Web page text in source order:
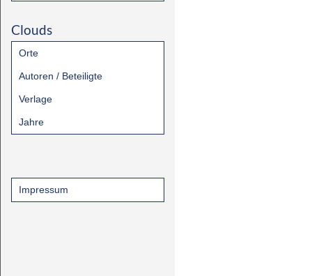
Clouds
Orte
Autoren / Beteiligte
Verlage
Jahre
Impressum